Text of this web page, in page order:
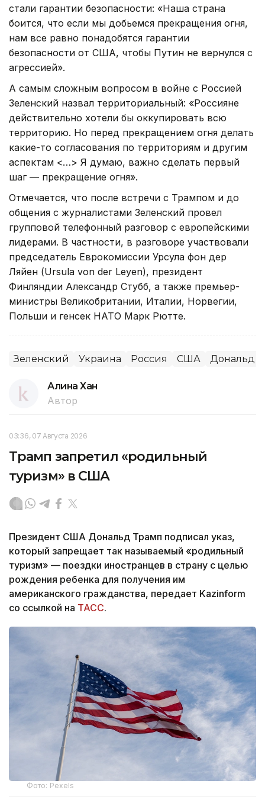
стали гарантии безопасности: «Наша страна
боится, что если мы добьемся прекращения огня,
нам все равно понадобятся гарантии
безопасности от США, чтобы Путин не вернулся с
агрессией».
А самым сложным вопросом в войне с Россией
Зеленский назвал территориальный: «Россияне
действительно хотели бы оккупировать всю
территорию. Но перед прекращением огня делать
какие-то согласования по территориям и другим
аспектам <…> Я думаю, важно сделать первый
шаг — прекращение огня».
Отмечается, что после встречи с Трампом и до
общения с журналистами Зеленский провел
групповой телефонный разговор с европейскими
лидерами. В частности, в разговоре участвовали
председатель Еврокомиссии Урсула фон дер
Ляйен (Ursula von der Leyen), президент
Финляндии Александр Стубб, а также премьер-
министры Великобритании, Италии, Норвегии,
Польши и генсек НАТО Марк Рютте.
Зеленский Украина Россия США Дональд
Алина Хан
Автор
03:36, 07 Августа 2026
Трамп запретил «родильный
туризм» в США
Президент США Дональд Трамп подписал указ,
который запрещает так называемый «родильный
туризм» — поездки иностранцев в страну с целью
рождения ребенка для получения им
американского гражданства, передает Kazinform
со ссылкой на ТАСС.
Фото: Pexels